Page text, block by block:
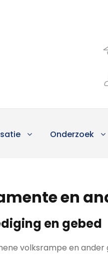
Onderzoek
en
en gebed
volksrampe en